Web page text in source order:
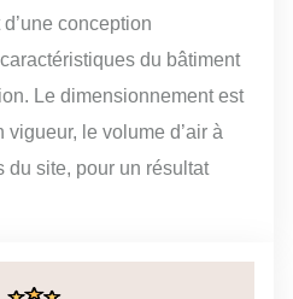
conception
du bâtiment
Le dimensionnement est
le volume d’air à
du site, pour un résultat